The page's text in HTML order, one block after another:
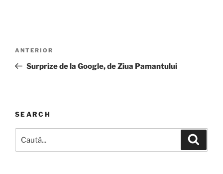
articole
Articolul
anterior
ANTERIOR
Surprize de la Google, de Ziua Pamantului
SEARCH
după: